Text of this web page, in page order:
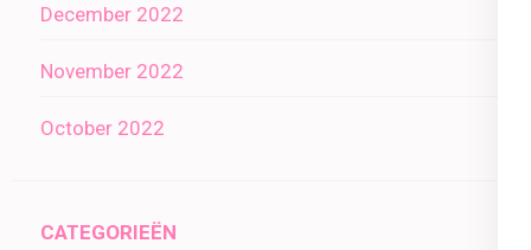
December 2022
November 2022
October 2022
CATEGORIEËN